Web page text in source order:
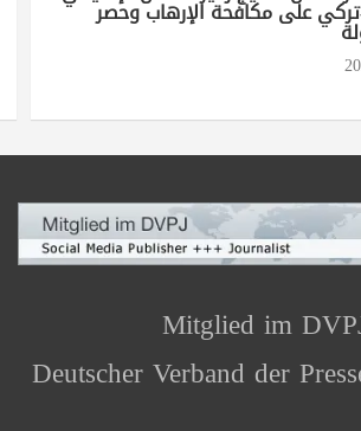
على مكافحة الإرهاب وحصر
Mitglied im
Deutscher Verband der